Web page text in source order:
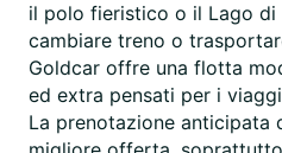
il polo fieristico o il Lago di
cambiare treno o
Goldcar offre una flotta
ed extra pensati per i
La prenotazione anticipata